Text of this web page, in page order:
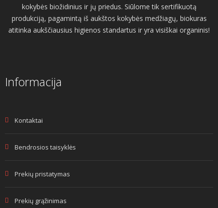
kokybės biožidinius ir jų priedus. Siūlome tik sertifikuotą
produkciją, pagamintą iš aukštos kokybės medžiagų, biokuras
atitinka aukščiausius higienos standartus ir yra visiškai organinis!
Informacija
Kontaktai
Bendrosios taisyklės
Prekių pristatymas
Prekių grąžinimas